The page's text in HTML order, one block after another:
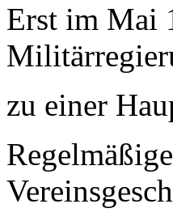
Erst im Mai
zu einer